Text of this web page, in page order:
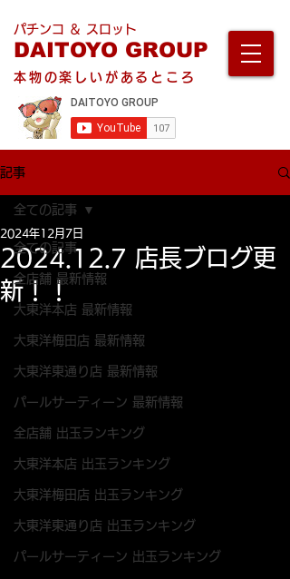
パチンコ ＆ スロット
DAITOYO GROUP
本物の楽しいがあるところ
記事
全ての記事
全店舗 最新情報
大東洋本店 最新情報
大東洋梅田店 最新情報
大東洋東通り店 最新情報
パールサーティーン 最新情報
全店舗 出玉ランキング
大東洋本店 出玉ランキング
大東洋梅田店 出玉ランキング
大東洋東通り店 出玉ランキング
パールサーティーン 出玉ランキング
全ての記事
2024.12.7 店長ブログ更
新！！
2024年12月7日